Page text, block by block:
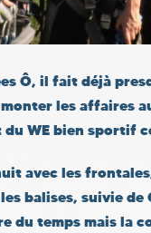
Ô, il fait déjà
les affaires
WE bien sportif
avec les
balises, suivie
du temps mais la